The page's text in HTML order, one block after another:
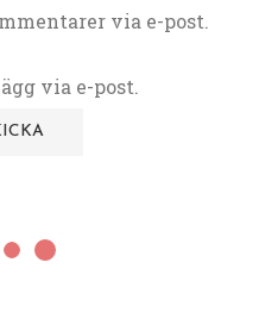
via e-post.
via e-post.